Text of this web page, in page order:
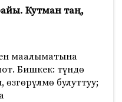
Кутман таң,
маалыматына
Бишкек: түндө
өзгөрүлмө булуттуу;